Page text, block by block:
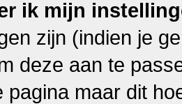
ik mijn
zijn (indien je
deze aan te
pagina maar dit